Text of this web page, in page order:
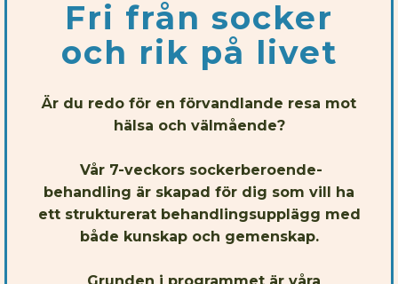
Fri från socker
och rik på livet
Är du redo för en förvandlande resa mot
hälsa och välmående?
Vår 7-veckors sockerberoende-
behandling är skapad för dig som vill ha
ett strukturerat behandlingsupplägg med
både kunskap och gemenskap.